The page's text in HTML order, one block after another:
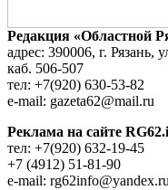
Редакция «Областной
адрес: 390006, г.
каб. 506-507
тел: +7(920) 630-53-82
e-mail: gazeta62@mail.ru
Реклама на сайте
тел: +7(920) 632-19-45
+7 (4912) 51-81-90
e-mail: